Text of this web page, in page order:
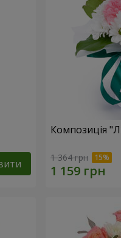
Композиція
1 364 грн